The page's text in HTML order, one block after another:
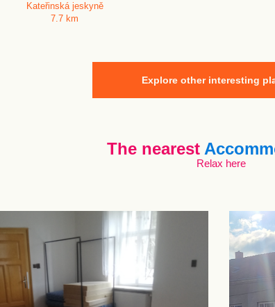
Kateřinská jeskyně
7.7 km
Explore other interesting
The nearest
Relax here